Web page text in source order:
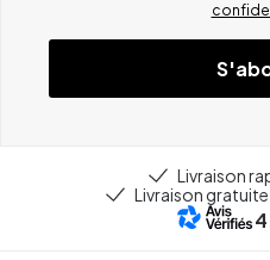
Livraison
Livraison